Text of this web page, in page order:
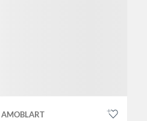
AMOBLART